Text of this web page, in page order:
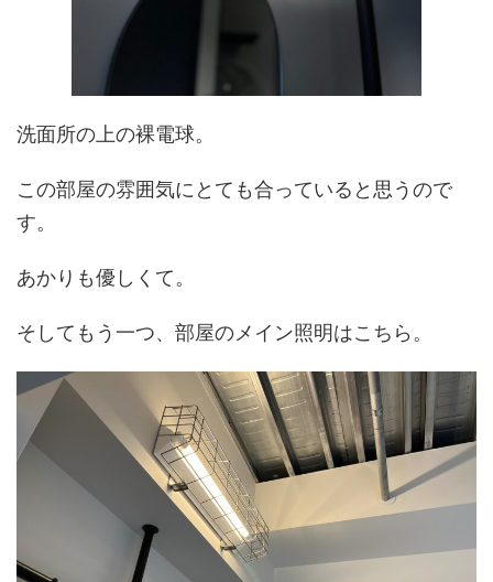
洗面所の上の裸電球。
この部屋の雰囲気にとても合っていると思うので
す。
あかりも優しくて。
そしてもう一つ、部屋のメイン照明はこちら。